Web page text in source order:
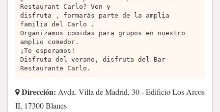
Restaurant Carlo? Ven y
disfruta , formarás parte de la amplia
familia del Carlo .
Organizamos comidas para grupos en nuestro
amplio comedor.
¡Te esperamos!
Disfruta del verano, disfruta del Bar-
Restaurante Carlo.
Dirección: Avda. Villa de Madrid, 30 - Edificio Los Arcos
II, 17300 Blanes